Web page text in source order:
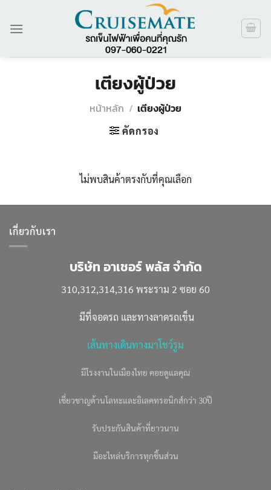
เตียงผู้ป่วย
หน้าหลัก / เตียงผู้ป่วย
คัดกรอง
ไม่พบสินค้าตรงกับที่คุณเลือก
เกี่ยวกับเรา
บริษัท อาเชอร์ พลัส จำกัด
310,312,314,316 พระราม 2 ซอย 60
มีที่จอดรถ และทางลาดรถเข็น
เส้นทางเดินทางมาโชว์รูม
มีโรงงานในเมืองไทย คอยดูแลคุณ
เชี่ยวชาญด้านโลหะและอิเลคทรอนิกส์กว่า 30ปี
รับประกันสินค้าที่ยาวนาน
มีอะไหล่บริการทุกชิ้นส่วน